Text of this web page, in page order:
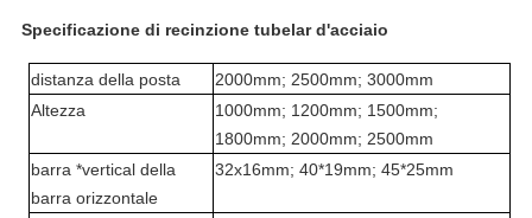
Specificazione di recinzione tubelar d'acciaio
distanza della posta
2000mm; 2500mm; 3000mm
Altezza
1000mm; 1200mm; 1500mm;
1800mm; 2000mm; 2500mm
barra *vertical della
barra orizzontale
32x16mm; 40*19mm; 45*25mm